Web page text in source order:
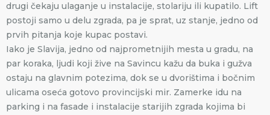
drugi čekaju ulaganje u instalacije, stolariju ili kupatilo. Lift
postoji samo u delu zgrada, pa je sprat, uz stanje, jedno od
prvih pitanja koje kupac postavi.
Iako je Slavija, jedno od najprometnijih mesta u gradu, na
par koraka, ljudi koji žive na Savincu kažu da buka i gužva
ostaju na glavnim potezima, dok se u dvorištima i bočnim
ulicama oseća gotovo provincijski mir. Zamerke idu na
parking i na fasade i instalacije starijih zgrada kojima bi